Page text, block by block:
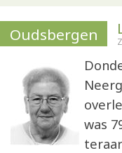
Oudsbergen
was